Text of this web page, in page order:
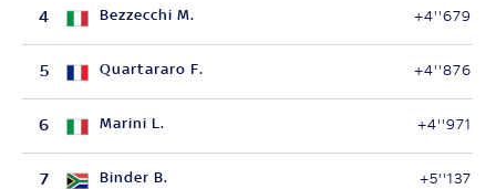
4 Bezzecchi M. +4''679
5 Quartararo F. +4''876
6 Marini L. +4''971
7 Binder B. +5''137